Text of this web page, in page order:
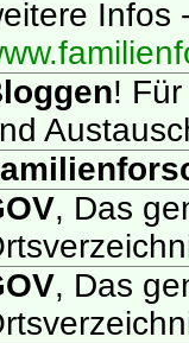
Infos
!
, Das
, Das